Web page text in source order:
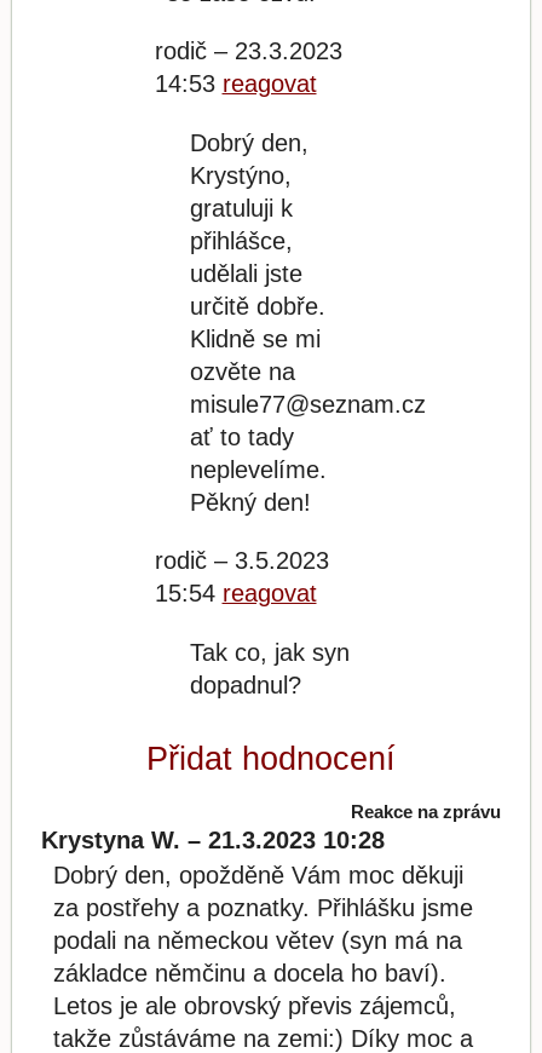
rodič – 23.3.2023
14:53 reagovat
Dobrý den,
Krystýno,
gratuluji k
přihlášce,
udělali jste
určitě dobře.
Klidně se mi
ozvěte na
misule77@seznam.cz
ať to tady
neplevelíme.
Pěkný den!
rodič – 3.5.2023
15:54 reagovat
Tak co, jak syn
dopadnul?
Přidat hodnocení
Reakce na zprávu
Krystyna W. – 21.3.2023 10:28
Dobrý den, opožděně Vám moc děkuji
za postřehy a poznatky. Přihlášku jsme
podali na německou větev (syn má na
základce němčinu a docela ho baví).
Letos je ale obrovský převis zájemců,
takže zůstáváme na zemi:) Díky moc a